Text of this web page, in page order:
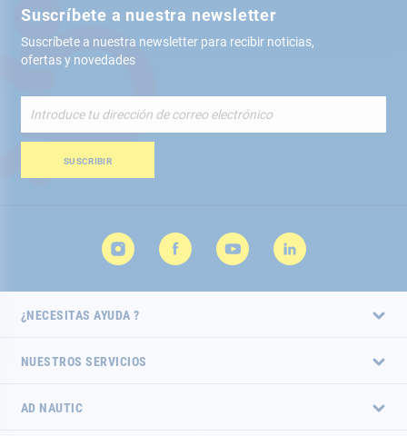
Suscríbete a nuestra newsletter
Suscríbete a nuestra newsletter para recibir noticias,
ofertas y novedades
nuestro
de
SUSCRIBIR
¿NECESITAS AYUDA ?
NUESTROS SERVICIOS
AD NAUTIC